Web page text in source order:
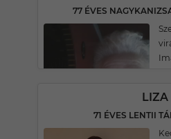
77 ÉVES
LIZA
71 ÉVES LENTII